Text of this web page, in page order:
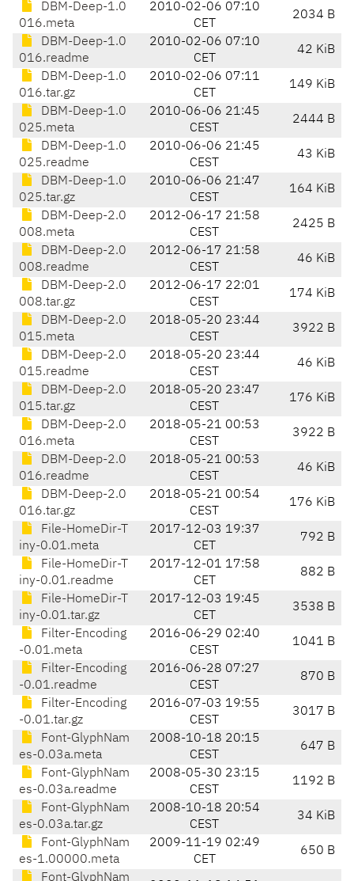
DBM-Deep-1.0
016.meta
2010-02-06 07:10
CET
2034 B
DBM-Deep-1.0
016.readme
2010-02-06 07:10
CET
42 KiB
DBM-Deep-1.0
016.tar.gz
2010-02-06 07:11
CET
149 KiB
DBM-Deep-1.0
025.meta
2010-06-06 21:45
CEST
2444 B
DBM-Deep-1.0
025.readme
2010-06-06 21:45
CEST
43 KiB
DBM-Deep-1.0
025.tar.gz
2010-06-06 21:47
CEST
164 KiB
DBM-Deep-2.0
008.meta
2012-06-17 21:58
CEST
2425 B
DBM-Deep-2.0
008.readme
2012-06-17 21:58
CEST
46 KiB
DBM-Deep-2.0
008.tar.gz
2012-06-17 22:01
CEST
174 KiB
DBM-Deep-2.0
015.meta
2018-05-20 23:44
CEST
3922 B
DBM-Deep-2.0
015.readme
2018-05-20 23:44
CEST
46 KiB
DBM-Deep-2.0
015.tar.gz
2018-05-20 23:47
CEST
176 KiB
DBM-Deep-2.0
016.meta
2018-05-21 00:53
CEST
3922 B
DBM-Deep-2.0
016.readme
2018-05-21 00:53
CEST
46 KiB
DBM-Deep-2.0
016.tar.gz
2018-05-21 00:54
CEST
176 KiB
File-HomeDir-T
iny-0.01.meta
2017-12-03 19:37
CET
792 B
File-HomeDir-T
iny-0.01.readme
2017-12-01 17:58
CET
882 B
File-HomeDir-T
iny-0.01.tar.gz
2017-12-03 19:45
CET
3538 B
Filter-Encoding
-0.01.meta
2016-06-29 02:40
CEST
1041 B
Filter-Encoding
-0.01.readme
2016-06-28 07:27
CEST
870 B
Filter-Encoding
-0.01.tar.gz
2016-07-03 19:55
CEST
3017 B
Font-GlyphNam
es-0.03a.meta
2008-10-18 20:15
CEST
647 B
Font-GlyphNam
es-0.03a.readme
2008-05-30 23:15
CEST
1192 B
Font-GlyphNam
es-0.03a.tar.gz
2008-10-18 20:54
CEST
34 KiB
Font-GlyphNam
es-1.00000.meta
2009-11-19 02:49
CET
650 B
Font-GlyphNam